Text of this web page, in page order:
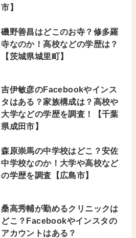
市】
磯野善昌はどこのお寺？修多羅
寺なのか！高校などの学歴は？
【茨城県城里町】
吉伊敏彦のFacebookやインス
タはある？家族構成は？高校や
大学などの学歴を調査！【千葉
県成田市】
森原崇馬の中学校はどこ？安佐
中学校なのか！大学や高校など
の学歴を調査【広島市】
桑高秀輔が勤めるクリニックは
どこ？Facebookやインスタの
アカウントはある？